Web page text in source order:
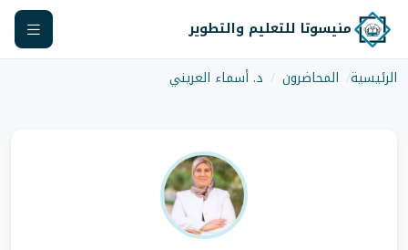
منيسوتا للتعليم والتطوير
الرئيسية
المحاضرون د. أسماء العريني